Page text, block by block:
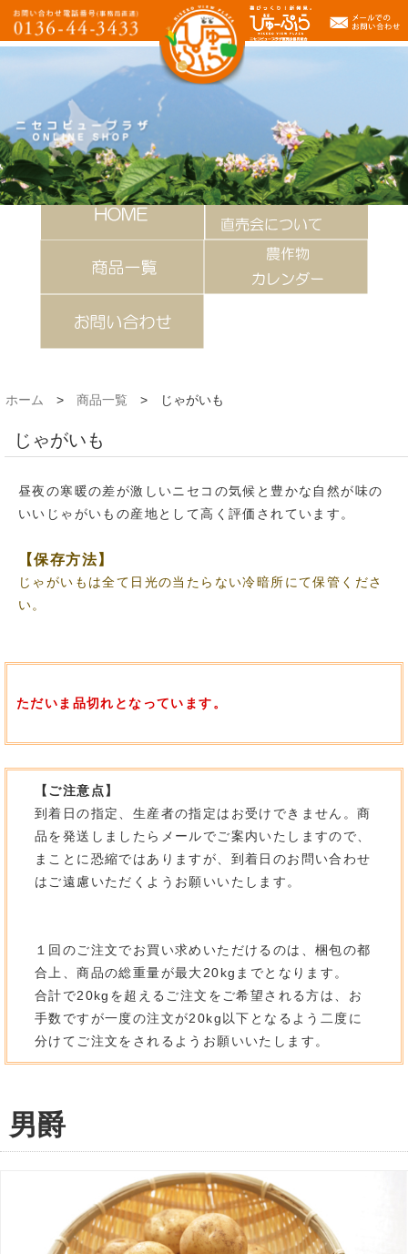
ホーム > 商品一覧 > じゃがいも
じゃがいも
昼夜の寒暖の差が激しいニセコの気候と豊かな自然が味の
いいじゃがいもの産地として高く評価されています。
【保存方法】
じゃがいもは全て日光の当たらない冷暗所にて保管くださ
い。
ただいま品切れとなっています。
【ご注意点】
到着日の指定、生産者の指定はお受けできません。商
品を発送しましたらメールでご案内いたしますので、
まことに恐縮ではありますが、到着日のお問い合わせ
はご遠慮いただくようお願いいたします。
１回のご注文でお買い求めいただけるのは、梱包の都
合上、商品の総重量が最大20kgまでとなります。
合計で20kgを超えるご注文をご希望される方は、お
手数ですが一度の注文が20kg以下となるよう二度に
分けてご注文をされるようお願いいたします。
男爵